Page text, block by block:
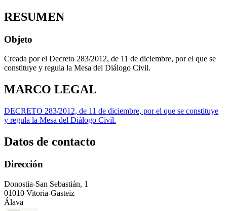
RESUMEN
Objeto
Creada por el Decreto 283/2012, de 11 de diciembre, por el que se
constituye y regula la Mesa del Diálogo Civil.
MARCO LEGAL
DECRETO 283/2012, de 11 de diciembre, por el que se constituye
y regula la Mesa del Diálogo Civil.
Datos de contacto
Dirección
Donostia-San Sebastián, 1
01010 Vitoria-Gasteiz
Álava